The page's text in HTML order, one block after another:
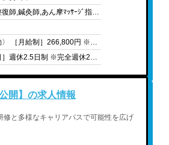
柔道整復師,鍼灸師,あん摩ﾏｯｻｰｼﾞ指圧師,国資学生（柔道整復）,国資学生（鍼灸）,国資学生（あん摩ﾏｯｻｰｼﾞ指圧）
〈常勤〉 ［月給制］266,800円 ※経験や状況に応じて変動可能性有り ［給与内訳］ ・基本給:213,000円 ・固定残業代（37時間分）:53,800円 埼玉・千葉・愛知・静岡 ［月給制］26万円 ※経験や状況に応じて変動可能性有り ［給与内訳］ ・基本給:198,000円 ・固定残業代（44時間分）:62,000円 宮城 ［月給制］245,000円 ※経験や状況に応じて変動可能性有り ［給与内訳］ ・基本給:188,100円 ・固定残業代（41時間分）:56,900円 群馬・沖縄 ［月給制］245,000円 ※経験や状況に応じて変動可能性有り ［給与内訳］ ・基本給:188,100円 ・固定残業代（45時間分）:56,900円 〈非常勤〉 ［時給制］1,200円前後から ※経験や状況に応じて変動可能性有り
［休日］週休2.5日制 ※完全週休2日+午後休（13:30もしくは14:00まで勤務） ［休暇］夏季休暇（2日）、年末年始（4日） ※有給休暇は法定通り付与（年5日以上取得奨励） ［※産休育休取得実績］有り（時短勤務2名在籍）
開】の求人情報
修と多様なキャリアパスで可能性を広げ